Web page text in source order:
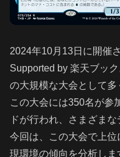
2024年10月13日に開催
Supported by 楽天ブッ
の大規模な大会として多
この大会には350名が参
ドが行われ、さまざまな
今回は、この大会で上位
現環境の傾向を分析しま